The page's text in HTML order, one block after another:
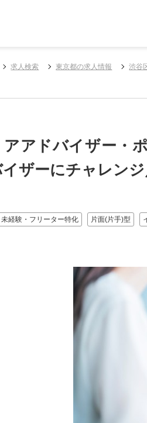
求人検索 東京都の求人情報 渋谷
アアドバイザー・
ザーにチャレンジ
未経験・フリーター特化 片面(片手)型